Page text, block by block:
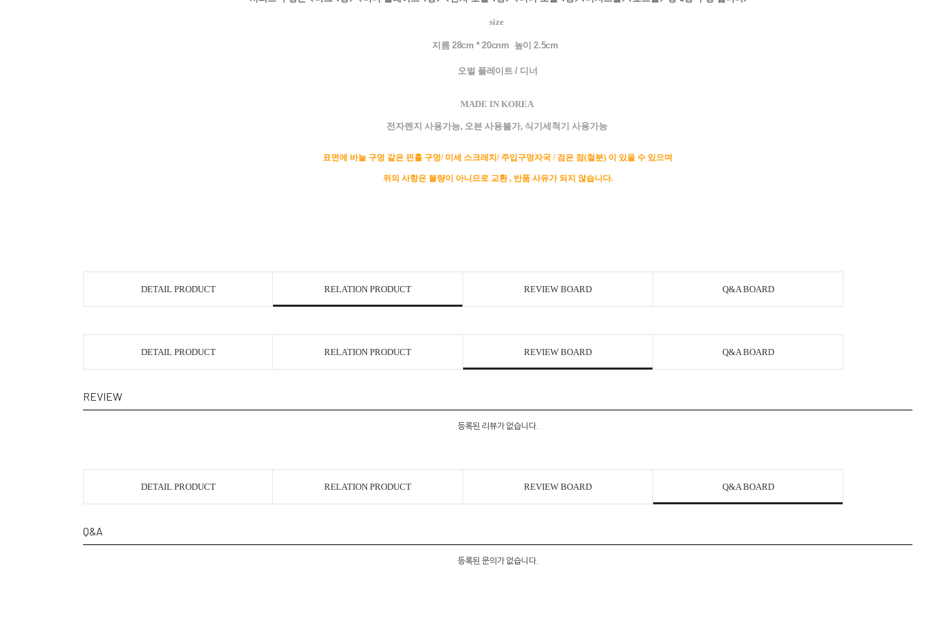
size
지름 28cm * 20cnm 높이 2.5cm
오벌 플레이트 / 디너
MADE IN KOREA
전자렌지 사용가능, 오븐 사용불가, 식기세척기 사용가능
표면에 바늘 구멍 같은 핀홀 구멍/ 미세 스크레치/ 주입구멍자국 / 검은 점(철분) 이 있을 수 있으며
위의 사항은 불량이 아니므로 교환 , 반품 사유가 되지 않습니다.
DETAIL PRODUCT RELATION PRODUCT REVIEW BOARD Q&A BOARD
DETAIL PRODUCT RELATION PRODUCT REVIEW BOARD Q&A BOARD
REVIEW
등록된 리뷰가 없습니다.
DETAIL PRODUCT RELATION PRODUCT REVIEW BOARD Q&A BOARD
Q&A
등록된 문의가 없습니다.